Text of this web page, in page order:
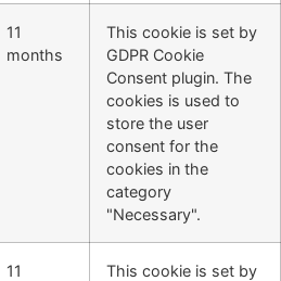
11
months
This cookie is set by
GDPR Cookie
Consent plugin. The
cookies is used to
store the user
consent for the
cookies in the
category
"Necessary".
11
This cookie is set by